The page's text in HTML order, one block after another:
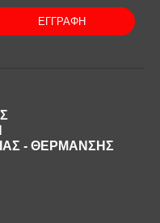
ΕΓΓΡΑΦΗ
- ΘΕΡΜΑΝΣΗΣ